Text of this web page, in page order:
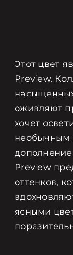
Этот цвет
Preview.
оживляют
хочет
необычным
дополнение
Preview
оттенков,
ясными